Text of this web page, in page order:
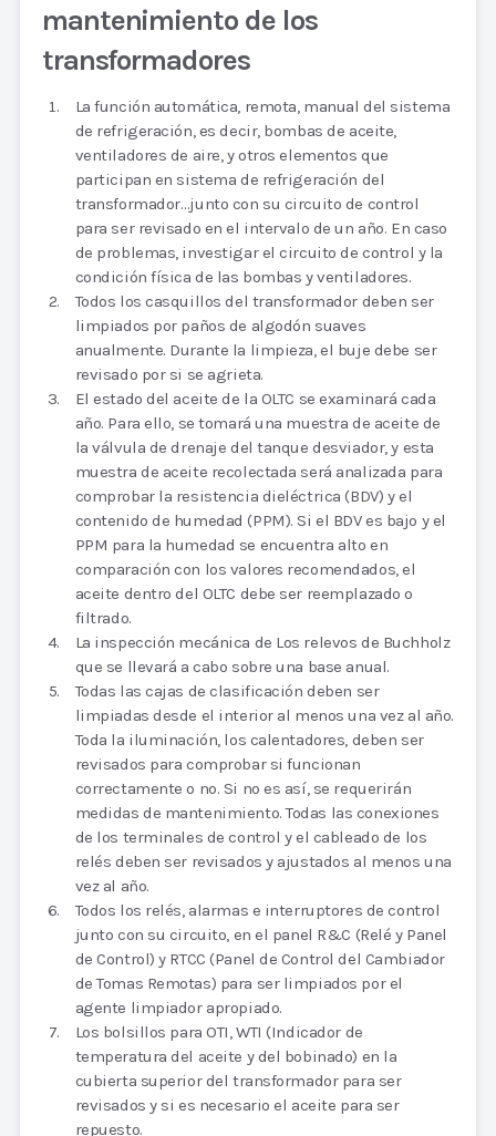
mantenimiento de los
transformadores
La función automática, remota, manual del sistema
de refrigeración, es decir, bombas de aceite,
ventiladores de aire, y otros elementos que
participan en sistema de refrigeración del
transformador…junto con su circuito de control
para ser revisado en el intervalo de un año. En caso
de problemas, investigar el circuito de control y la
condición física de las bombas y ventiladores.
Todos los casquillos del transformador deben ser
limpiados por paños de algodón suaves
anualmente. Durante la limpieza, el buje debe ser
revisado por si se agrieta.
El estado del aceite de la OLTC se examinará cada
año. Para ello, se tomará una muestra de aceite de
la válvula de drenaje del tanque desviador, y esta
muestra de aceite recolectada será analizada para
comprobar la resistencia dieléctrica (BDV) y el
contenido de humedad (PPM). Si el BDV es bajo y el
PPM para la humedad se encuentra alto en
comparación con los valores recomendados, el
aceite dentro del OLTC debe ser reemplazado o
filtrado.
La inspección mecánica de Los relevos de Buchholz
que se llevará a cabo sobre una base anual.
Todas las cajas de clasificación deben ser
limpiadas desde el interior al menos una vez al año.
Toda la iluminación, los calentadores, deben ser
revisados para comprobar si funcionan
correctamente o no. Si no es así, se requerirán
medidas de mantenimiento. Todas las conexiones
de los terminales de control y el cableado de los
relés deben ser revisados y ajustados al menos una
vez al año.
Todos los relés, alarmas e interruptores de control
junto con su circuito, en el panel R&C (Relé y Panel
de Control) y RTCC (Panel de Control del Cambiador
de Tomas Remotas) para ser limpiados por el
agente limpiador apropiado.
Los bolsillos para OTI, WTI (Indicador de
temperatura del aceite y del bobinado) en la
cubierta superior del transformador para ser
revisados y si es necesario el aceite para ser
repuesto.